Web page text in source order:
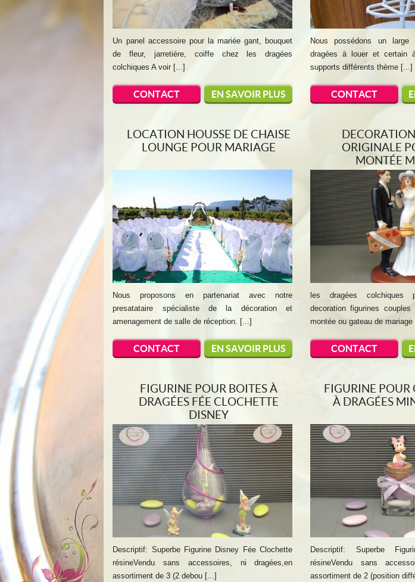
Un panel accessoire pour la mariée gant, bouquet
de fleur, jarretiére, coiffe chez les dragées
colchiques A voir [...]
CONTACT EN SAVOIR PLUS
Nous possédons un
dragées à louer et certain
supports différents thème [...]
CONTACT
LOCATION HOUSSE DE CHAISE
LOUNGE POUR MARIAGE
Nous proposons en partenariat avec notre
presatataire spécialiste de la décoration et
amenagement de salle de réception. [...]
CONTACT EN SAVOIR PLUS
ORIGINALE
MONTÉE
les dragées colchiques
decoration figurines
montée ou gateau de mariage
CONTACT
FIGURINE POUR BOITES À
DRAGÉES FÉE CLOCHETTE
DISNEY
Descriptif: Superbe Figurine Disney Fée Clochette
résineVendu sans accessoires, ni dragées,en
assortiment de 3 (2 debou [...]
FIGURINE POUR
À DRAGÉES
Descriptif: Superbe
résineVendu sans
assortiment de 2 (position